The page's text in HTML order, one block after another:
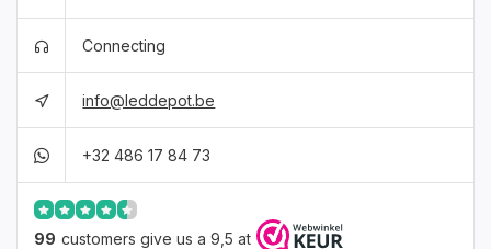
Connecting
info@leddepot.be
+32 486 17 84 73
99 customers give us a 9,5 at